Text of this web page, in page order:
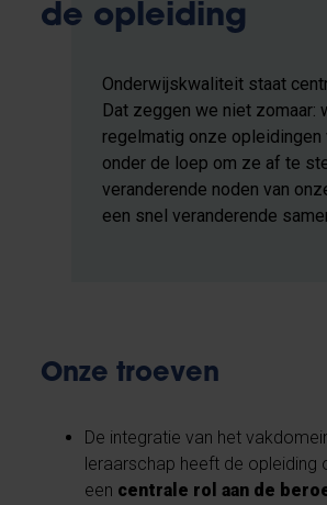
de opleiding
Onderwijskwaliteit staat
Dat zeggen we niet zomaar:
regelmatig onze opleidingen
onder de loep om ze af te
veranderende noden van
een snel veranderende
Onze troeven
De integratie van het
leraarschap heeft de opleiding
een centrale rol aan de